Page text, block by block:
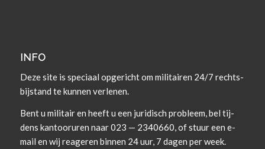
INFO
Deze site is spe­ci­aal opgericht om militairen 24/7 rechts­
bi­j­s­tand te kun­nen verlenen.
Bent u militair en heeft u een juridisch prob­leem, bel tij­
dens kan­tooruren naar 023 — 2340660, of stuur een e-
mail en wij rea­geren bin­nen 24 uur, 7 dagen per week.